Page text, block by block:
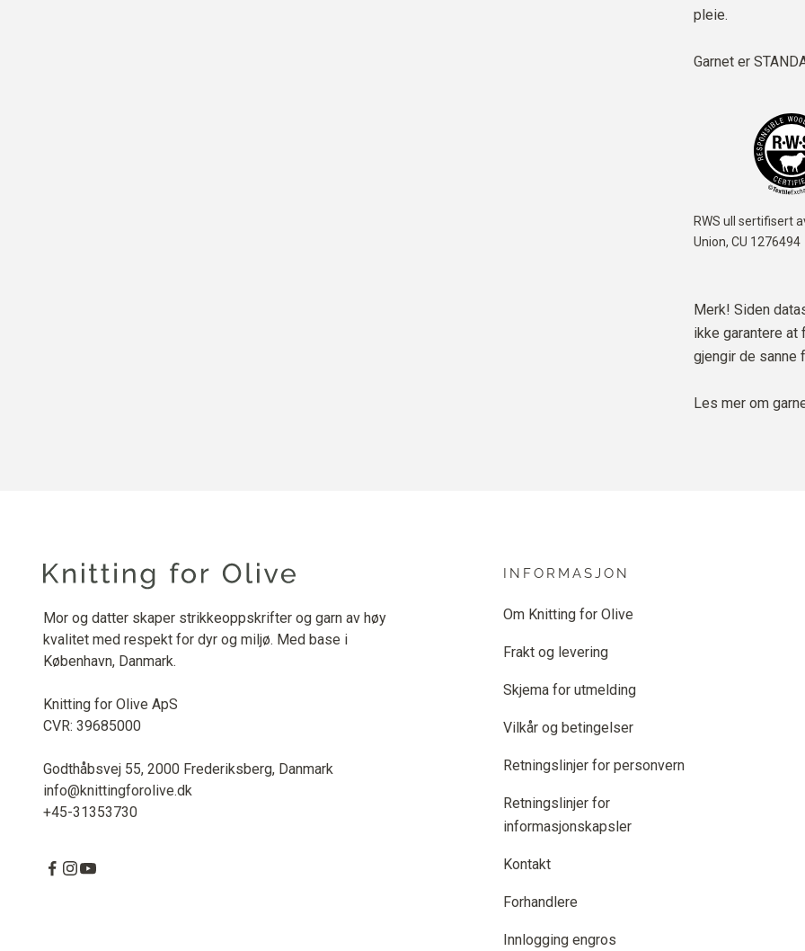
pleie.
Garnet er
RWS ull sertifisert
Union, CU 1276494
Merk! Siden
ikke garantere at
gjengir de sanne
Les mer om
Mor og datter skaper strikkeoppskrifter og garn av høy
kvalitet med respekt for dyr og miljø. Med base i
København, Danmark.
Knitting for Olive ApS
CVR: 39685000
Godthåbsvej 55, 2000 Frederiksberg, Danmark
info@knittingforolive.dk
+45-31353730
INFORMASJON
Om Knitting for Olive
Frakt og levering
Skjema for utmelding
Vilkår og betingelser
Retningslinjer for personvern
Retningslinjer for
informasjonskapsler
Kontakt
Forhandlere
Innlogging engros